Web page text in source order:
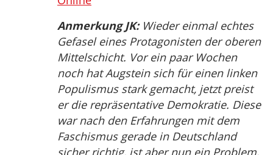
Anmerkung JK:Wieder einmal echtes
Gefasel eines Protagonisten der oberen
Mittelschicht. Vor ein paar Wochen
noch hat Augstein sich für einen linken
Populismus stark gemacht, jetzt preist
er die repräsentative Demokratie. Diese
war nach den Erfahrungen mit dem
Faschismus gerade in Deutschland
sicher richtig, ist aber nun ein Problem,